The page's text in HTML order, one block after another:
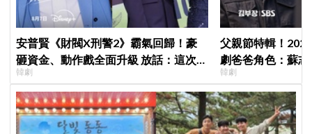
安普賢《財閥X刑警2》霸氣回歸！豪
砸資金、動作戲全面升級 放話：這次要
超越第一季
韓劇
父親節特輯！
劇爸爸角色：蘇
命都可以不要
韓劇